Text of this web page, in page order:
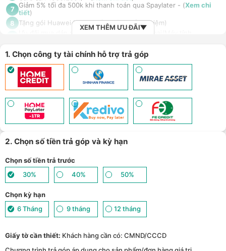
7
Giảm 5% tối đa 500k khi thanh toán qua Spaylater - (Xem chi
tiết)
8
Tặng gói Huawei Health+ (3 tháng trải nghiệm)
Ưu đãi mua dán màn hình kèm máy Điện thoại/Máy tính
10 Sony khi mua kèm với các sản phẩm: Laptop/ Điện thoại/ Đồng
hồ thông minh - (Xem chi tiết)
11
TPBank Evo - Giảm đến 500.000đ, trả góp 0%, 0 phí lên đến 6
tháng - (Xem chi tiết
12 Giảm tới 500.000đ khi thanh toán qua Homepaylater - (
13 Nhận báo giá tốt nhất cho khách hàng doanh nghiệp B2B khi
mua số lượng lớn - (Xem chi tiết)
XEM THÊM ƯU ĐÃI
1. Chọn công ty tài chính hỗ trợ trả góp
2. Chọn số tiền trả góp và kỳ hạn
Chọn số tiền trả trước
30%
40% 50%
Chọn kỳ hạn
6 Tháng
9 tháng 12 tháng
Giấy tờ cần thiết: Khách hàng cần có: CMND/CCCD